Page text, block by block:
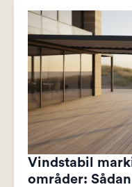
Vindstabil
områder: